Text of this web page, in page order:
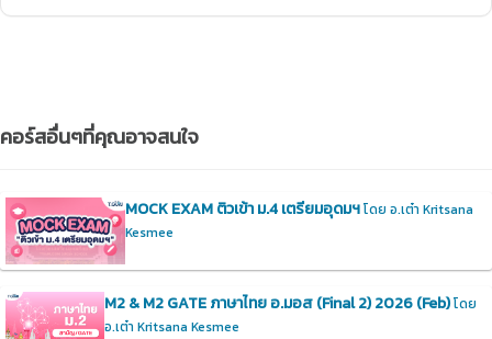
คอร์สอื่นๆที่คุณอาจสนใจ
MOCK EXAM ติวเข้า ม.4 เตรียมอุดมฯโดย อ.เต๋า Kritsana
Kesmee
M2 & M2 GATE ภาษาไทย อ.มอส (Final 2) 2026 (Feb)โดย
อ.เต๋า Kritsana Kesmee